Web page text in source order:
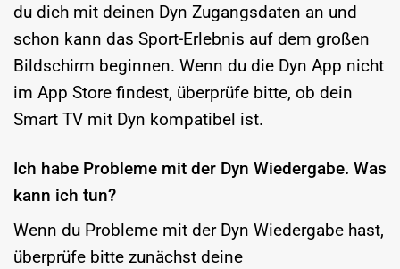
du dich mit deinen Dyn Zugangsdaten an und
schon kann das Sport-Erlebnis auf dem großen
Bildschirm beginnen. Wenn du die Dyn App nicht
im App Store findest, überprüfe bitte, ob dein
Smart TV mit Dyn kompatibel ist.
Ich habe Probleme mit der Dyn Wiedergabe. Was
kann ich tun?
Wenn du Probleme mit der Dyn Wiedergabe hast,
überprüfe bitte zunächst deine